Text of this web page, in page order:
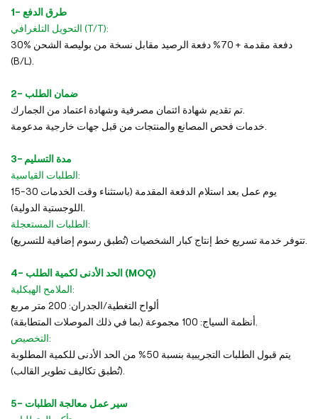
1- طرق الدفع
التحويل التلغرافي (T/T):
30% دفعة مقدمة + 70% دفعة الرصيد مقابل نسخة من بوليصة الشحن
(B/L).
2- ضمان الطلب
تم تقديم شهادة ائتمان مصرفية وشهادة اعتماد من الجمارك.
خدمات فحص المصانع والمنتجات من قبل جهات خارجية مدعومة.
3- مدة التسليم
الطلبات القياسية:
15-30 يوم عمل بعد استلام الدفعة المقدمة (باستثناء وقت الخدمات
اللوجستية الدولية).
الطلبات المستعجلة:
تتوفر خدمة تسريع خط إنتاج كبار الشخصيات (تُطبق رسوم إضافية للتسريع).
4- الحد الأدنى لكمية الطلب (MOQ)
الملامح الهيكلية:
ألواح التغطية/الجدران: 200 متر مربع
أنظمة السياج: 100 مجموعة (بما في ذلك الموصلات المتطابقة).
التخصيص:
يتم قبول الطلبات التجريبية بنسبة 50% من الحد الأدنى للكمية المطلوبة
(تُطبق تكاليف تطوير القالب).
5- سير عمل معالجة الطلبات